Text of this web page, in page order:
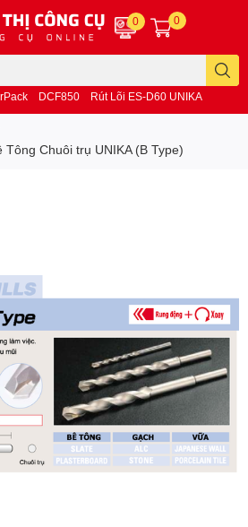
DCF850 Rút Lõi ES-D60 UNIKA
0 0
Chuôi trụ UNIKA (B Type)